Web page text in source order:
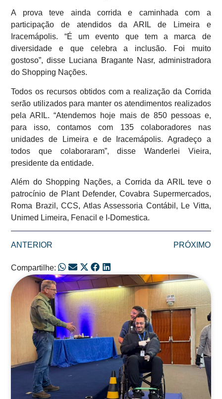
A prova teve ainda corrida e caminhada com a
participação de atendidos da ARIL de Limeira e
Iracemápolis. “É um evento que tem a marca de
diversidade e que celebra a inclusão. Foi muito
gostoso”, disse Luciana Bragante Nasr, administradora
do Shopping Nações.
Todos os recursos obtidos com a realização da Corrida
serão utilizados para manter os atendimentos realizados
pela ARIL. “Atendemos hoje mais de 850 pessoas e,
para isso, contamos com 135 colaboradores nas
unidades de Limeira e de Iracemápolis. Agradeço a
todos que colaboraram”, disse Wanderlei Vieira,
presidente da entidade.
Além do Shopping Nações, a Corrida da ARIL teve o
patrocínio de Plant Defender, Covabra Supermercados,
Roma Brazil, CCS, Atlas Assessoria Contábil, Le Vitta,
Unimed Limeira, Fenacil e I-Domestica.
ANTERIOR PRÓXIMO
Compartilhe:
Posts Relacionados